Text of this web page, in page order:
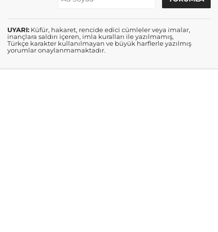
UYARI: Küfür, hakaret, rencide edici cümleler veya imalar,
inançlara saldırı içeren, imla kuralları ile yazılmamış,
Türkçe karakter kullanılmayan ve büyük harflerle yazılmış
yorumlar onaylanmamaktadır.